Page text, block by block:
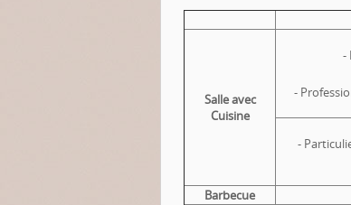
Salle avec
Cuisine
-
-
-
Barbecue